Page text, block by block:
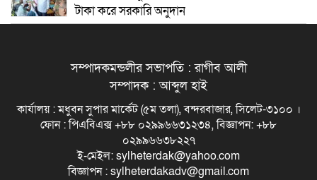
টাকা করে সরকারি অনুদান
সম্পাদকমন্ডলীর সভাপতি : রাগীব আলী
সম্পাদক : আব্দুল হাই
কার্যালয় : মধুবন সুপার মার্কেট (৫ম তলা), বন্দরবাজার, সিলেট-৩১০০ ।
ফোন : পিএবিএক্স +৮৮ ০২৯৯৬৬৩১২৩৪, বিজ্ঞাপন: +৮৮
০২৯৯৬৬৩৮২২৭
ই-মেইল: sylheterdak@yahoo.com
বিজ্ঞাপন : sylheterdakadv@gmail.com